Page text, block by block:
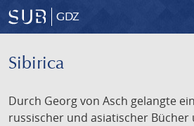
GDZ
Sibirica
Durch Georg von Asch gelangte
russischer und asiatischer Bücher